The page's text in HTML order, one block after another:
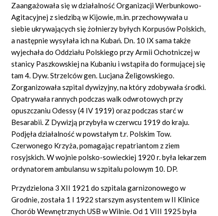
Zaangażowała się w działalność Organizacji Werbunkowo-
Agitacyjnej z siedzibą w Kijowie, m.in. przechowywała u
siebie ukrywających się żołnierzy byłych Korpusów Polskich,
a następnie wysyłała ich na Kubań. Dn. 10 IX sama także
wyjechała do Oddziału Polskiego przy Armii Ochotniczej w
stanicy Paszkowskiej na Kubaniu i wstąpiła do formującej się
tam 4. Dyw. Strzelców gen. Lucjana Żeligowskiego.
Zorganizowała szpital dywizyjny, na który zdobywała środki.
Opatrywała rannych podczas walk odwrotowych przy
opuszczaniu Odessy (4 IV 1919) oraz podczas starć w
Besarabii. Z Dywizją przybyła w czerwcu 1919 do kraju.
Podjęła działalność w powstałym t.r. Polskim Tow.
Czerwonego Krzyża, pomagając repatriantom z ziem
rosyjskich. W wojnie polsko-sowieckiej 1920 r. była lekarzem
ordynatorem ambulansu w szpitalu polowym 10. DP.
Przydzielona 3 XII 1921 do szpitala garnizonowego w
Grodnie, została 1 I 1922 starszym asystentem w II Klinice
Chorób Wewnętrznych USB w Wilnie. Od 1 VIII 1925 była